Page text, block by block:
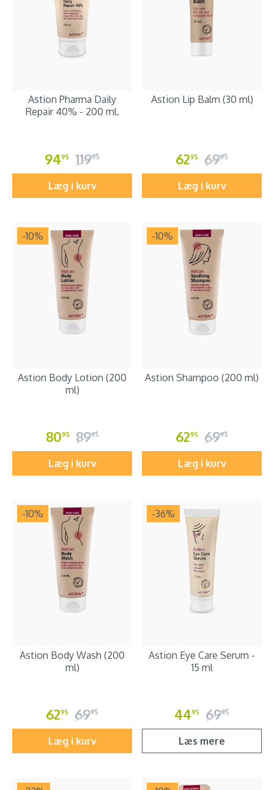
Astion Pharma Daily
Repair 40% - 200 ml.
9495 11995
Læg i kurv
Astion Lip Balm (30 ml)
6295 6995
Læg i kurv
-10%
Astion Body Lotion (200
ml)
8095 8995
Læg i kurv
-10%
Astion Shampoo (200 ml)
6295 6995
Læg i kurv
-10%
Astion Body Wash (200
ml)
6295 6995
Læg i kurv
-36%
Astion Eye Care Serum -
15 ml
4495 6995
Læs mere